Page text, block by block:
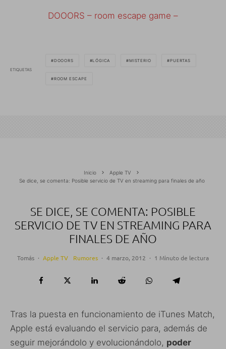
DOOORS – room escape game –
ETIQUETAS
DOOORS LÓGICA MISTERIO PUERTAS
ROOM ESCAPE
Inicio
Apple TV
Se dice, se comenta: Posible servicio de TV en streaming para finales de año
SE DICE, SE COMENTA: POSIBLE
SERVICIO DE TV EN STREAMING PARA
FINALES DE AÑO
Tomás · Apple TV Rumores · 4 marzo, 2012 · 1 Minuto de lectura
Tras la puesta en funcionamiento de iTunes Match,
Apple está evaluando el servicio para, además de
seguir mejorándolo y evolucionándolo, poder